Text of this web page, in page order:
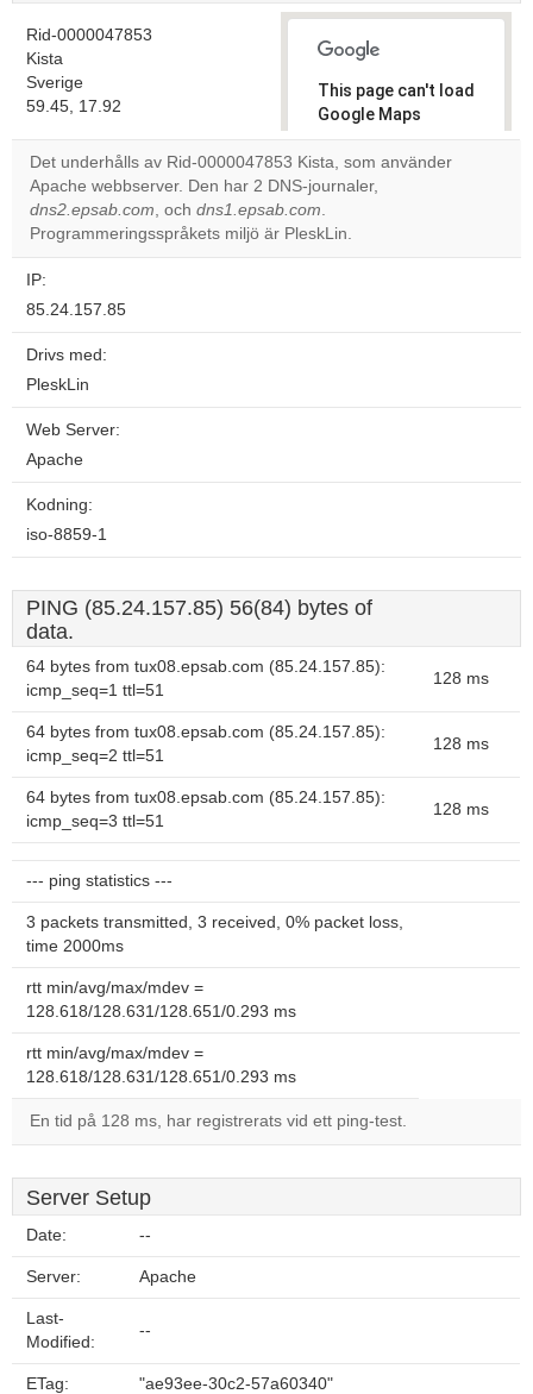
Rid-0000047853
Kista
Sverige
59.45, 17.92
This page can't load
Google Maps
correctly.
Do you
website?
Det underhålls av Rid-0000047853 Kista, som använder
Apache webbserver. Den har 2 DNS-journaler,
dns2.epsab.com, och dns1.epsab.com.
Programmeringsspråkets miljö är PleskLin.
IP:
85.24.157.85
Drivs med:
PleskLin
Web Server:
Apache
Kodning:
iso-8859-1
PING (85.24.157.85) 56(84) bytes of
data.
64 bytes from tux08.epsab.com (85.24.157.85):
icmp_seq=1 ttl=51
128 ms
64 bytes from tux08.epsab.com (85.24.157.85):
icmp_seq=2 ttl=51
128 ms
64 bytes from tux08.epsab.com (85.24.157.85):
icmp_seq=3 ttl=51
128 ms
--- ping statistics ---
3 packets transmitted, 3 received, 0% packet loss,
time 2000ms
rtt min/avg/max/mdev =
128.618/128.631/128.651/0.293 ms
rtt min/avg/max/mdev =
128.618/128.631/128.651/0.293 ms
En tid på 128 ms, har registrerats vid ett ping-test.
Server Setup
Date: --
Server: Apache
Last-
Modified:
--
ETag: "ae93ee-30c2-57a60340"